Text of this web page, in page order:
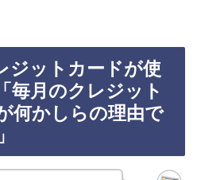
ジットカードが使
毎月のクレジット
何かしらの理由で